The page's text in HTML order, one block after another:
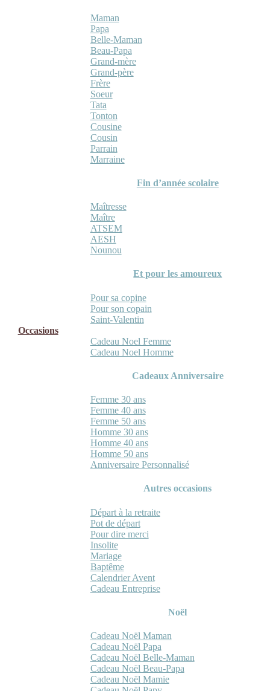
Maman
Papa
Belle-Maman
Beau-Papa
Grand-mère
Grand-père
Frère
Soeur
Tata
Tonton
Cousine
Cousin
Parrain
Marraine
Fin d’année scolaire
Maîtresse
Maître
ATSEM
AESH
Nounou
Et pour les amoureux
Pour sa copine
Pour son copain
Saint-Valentin
Occasions
Cadeau Noel Femme
Cadeau Noel Homme
Cadeaux Anniversaire
Femme 30 ans
Femme 40 ans
Femme 50 ans
Homme 30 ans
Homme 40 ans
Homme 50 ans
Anniversaire Personnalisé
Autres occasions
Départ à la retraite
Pot de départ
Pour dire merci
Insolite
Mariage
Baptême
Calendrier Avent
Cadeau Entreprise
Noël
Cadeau Noël Maman
Cadeau Noël Papa
Cadeau Noël Belle-Maman
Cadeau Noël Beau-Papa
Cadeau Noël Mamie